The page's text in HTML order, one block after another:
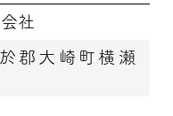
社
郡大崎町横瀬